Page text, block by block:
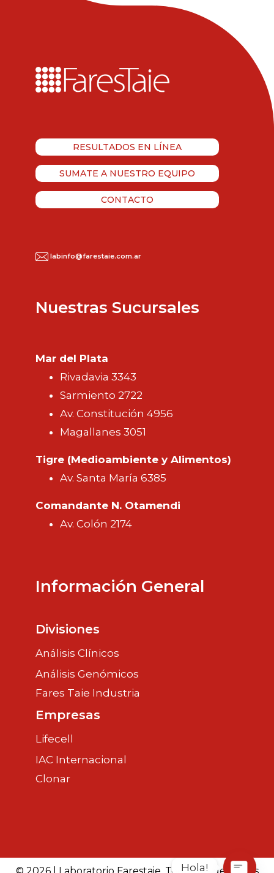
RESULTADOS EN LÍNEA
SUMATE A NUESTRO EQUIPO
CONTACTO
labinfo@farestaie.com.ar
Nuestras Sucursales
Mar del Plata
Rivadavia 3343
Sarmiento 2722
Av. Constitución 4956
Magallanes 3051
Tigre (Medioambiente y Alimentos)
Av. Santa María 6385
Comandante N. Otamendi
Av. Colón 2174
Información General
Divisiones
Análisis Clínicos
Análisis Genómicos
Fares Taie Industria
Empresas
Lifecell
IAC Internacional
Clonar
Hola!